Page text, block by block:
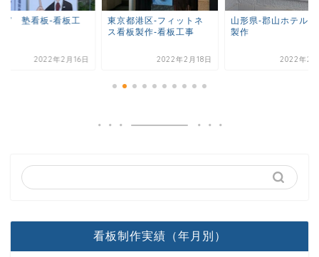
宮 塾看板-看板工
2022年2月16日
東京都港区-フィットネ
ス看板製作-看板工事
2022年2月18日
山形県-郡山ホテル
製作
2022年2
看板制作実績（年月別）